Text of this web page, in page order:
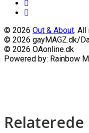
© 2026 Out & About. All
© 2026 gayMAGZ.dk/
© 2026 OAonline.dk
Powered by: Rainbow